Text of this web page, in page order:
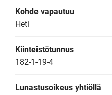
Kohde vapautuu
Heti
Kiinteistötunnus
182-1-19-4
Lunastusoikeus yhtiöllä